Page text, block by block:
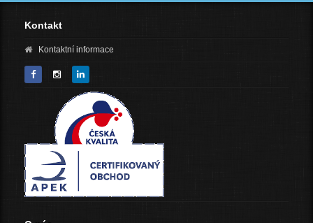
Kontakt
Kontaktní informace